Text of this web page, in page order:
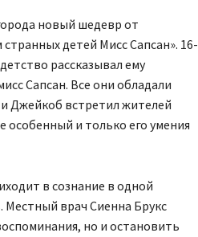
новый шедевр от
детей Мисс Сапсан». 16-
рассказывал ему
Сапсан. Все они обладали
Джейкоб встретил жителей
особенный и только его умения
в сознание в одной
Местный врач Сиенна Брукс
но и остановить